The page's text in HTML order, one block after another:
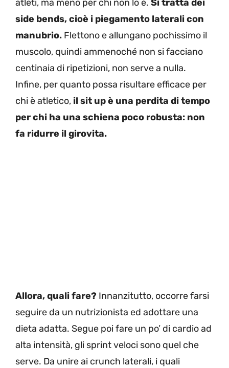
atleti, ma meno per chi non lo è. Si tratta dei
side bends, cioè i piegamento laterali con
manubrio. Flettono e allungano pochissimo il
muscolo, quindi ammenoché non si facciano
centinaia di ripetizioni, non serve a nulla.
Infine, per quanto possa risultare efficace per
chi è atletico, il sit up è una perdita di tempo
per chi ha una schiena poco robusta: non
fa ridurre il girovita.
Allora, quali fare? Innanzitutto, occorre farsi
seguire da un nutrizionista ed adottare una
dieta adatta. Segue poi fare un po’ di cardio ad
alta intensità, gli sprint veloci sono quel che
serve. Da unire ai crunch laterali, i quali